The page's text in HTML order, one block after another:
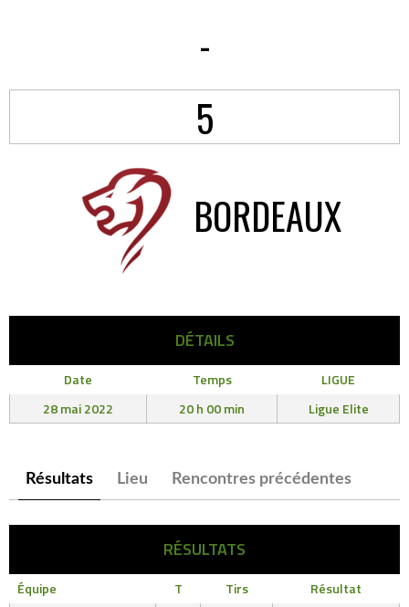
-
5
BORDEAUX
DÉTAILS
Date Temps
LIGUE
28 mai 2022
20 h 00 min Ligue Elite
Résultats Lieu Rencontres précédentes
RÉSULTATS
Équipe T Tirs
Résultat